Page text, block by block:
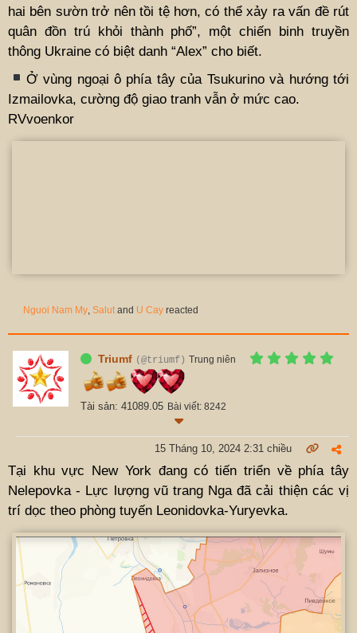
hai bên sườn trở nên tồi tệ hơn, có thể xảy ra vấn đề rút
quân đồn trú khỏi thành phố”, một chiến binh truyền
thông Ukraine có biệt danh “Alex” cho biết.
Ở vùng ngoại ô phía tây của Tsukurino và hướng tới
Izmailovka, cường độ giao tranh vẫn ở mức cao.
RVvoenkor
Nguoi Nam My Salut and U Cay reacted
Triumf (@triumf) Trung niên
Tài sản: 41089.05 Bài viết: 8242
15 Tháng 10, 2024 2:31 chiều
Tại khu vực New York đang có tiến triển về phía tây
Nelepovka - Lực lượng vũ trang Nga đã cải thiện các vị
trí dọc theo phòng tuyến Leonidovka-Yuryevka.